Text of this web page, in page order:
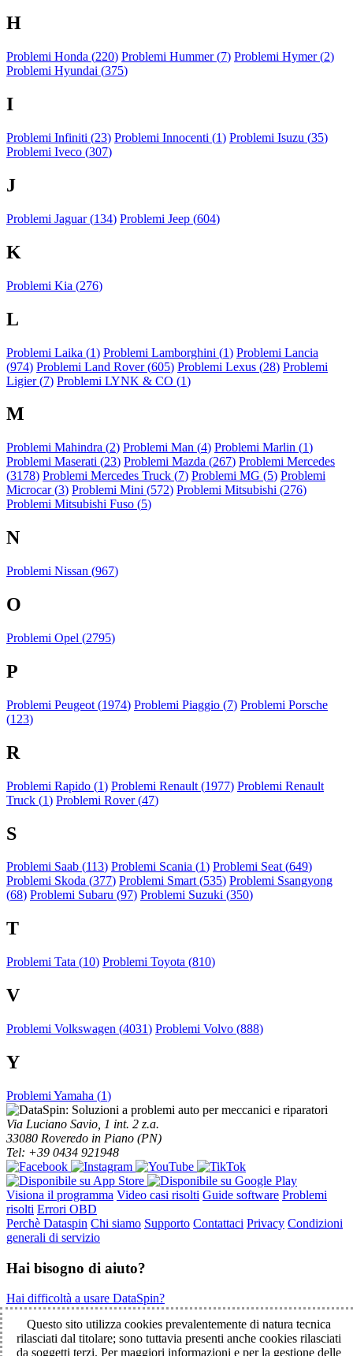
H
Problemi Honda (220) Problemi Hummer (7) Problemi Hymer (2)
Problemi Hyundai (375)
I
Problemi Infiniti (23) Problemi Innocenti (1) Problemi Isuzu (35)
Problemi Iveco (307)
J
Problemi Jaguar (134) Problemi Jeep (604)
K
Problemi Kia (276)
L
Problemi Laika (1) Problemi Lamborghini (1) Problemi Lancia
(974) Problemi Land Rover (605) Problemi Lexus (28) Problemi
Ligier (7) Problemi LYNK & CO (1)
M
Problemi Mahindra (2) Problemi Man (4) Problemi Marlin (1)
Problemi Maserati (23) Problemi Mazda (267) Problemi Mercedes
(3178) Problemi Mercedes Truck (7) Problemi MG (5) Problemi
Microcar (3) Problemi Mini (572) Problemi Mitsubishi (276)
Problemi Mitsubishi Fuso (5)
N
Problemi Nissan (967)
O
Problemi Opel (2795)
P
Problemi Peugeot (1974) Problemi Piaggio (7) Problemi Porsche
(123)
R
Problemi Rapido (1) Problemi Renault (1977) Problemi Renault
Truck (1) Problemi Rover (47)
S
Problemi Saab (113) Problemi Scania (1) Problemi Seat (649)
Problemi Skoda (377) Problemi Smart (535) Problemi Ssangyong
(68) Problemi Subaru (97) Problemi Suzuki (350)
T
Problemi Tata (10) Problemi Toyota (810)
V
Problemi Volkswagen (4031) Problemi Volvo (888)
Y
Problemi Yamaha (1)
Via Luciano Savio, 1 int. 2 z.a.
33080 Roveredo in Piano (PN)
Tel: +39 0434 921948
Visiona il programma Video casi risolti Guide software Problemi
risolti Errori OBD
Perchè Dataspin Chi siamo Supporto Contattaci Privacy Condizioni
generali di servizio
Hai bisogno di aiuto?
Hai difficoltà a usare DataSpin?
Clicca per la teleassistenza!
Questo sito utilizza cookies prevalentemente di natura tecnica
rilasciati dal titolare; sono tuttavia presenti anche cookies rilasciati
da soggetti terzi. Per maggiori informazioni e per la gestione delle